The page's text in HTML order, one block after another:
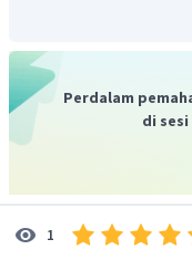
Perdalam
di sesi
1